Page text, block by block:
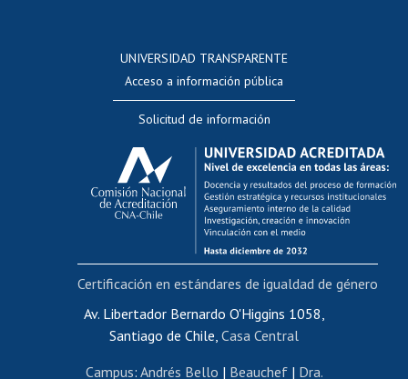
Evaluación docente
Calificación académica
Postulación al AUCAI
Funcionarias/os
Cursos internos de capacitación
Bienestar del personal
Portal de movilidad interna
Certificado de renta
Certificado de renta honorarios
UNIVERSIDAD TRANSPARENTE
Acceso a información pública
Solicitud de información
Av. Libertador Bernardo O'Higgins 1058,
Santiago de Chile, Casa Central
Campus: Andrés Bello | Beauchef| Dra.
Certificación en estándares de igualdad de género